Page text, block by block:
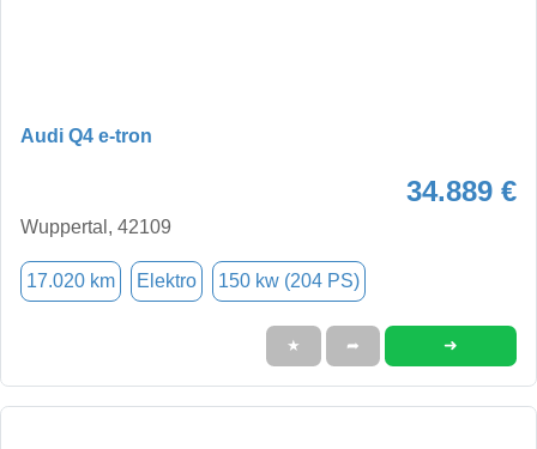
Audi Q4 e-tron
34.889 €
Wuppertal, 42109
17.020 km Elektro 150 kw (204 PS)
★ ➦ ➜